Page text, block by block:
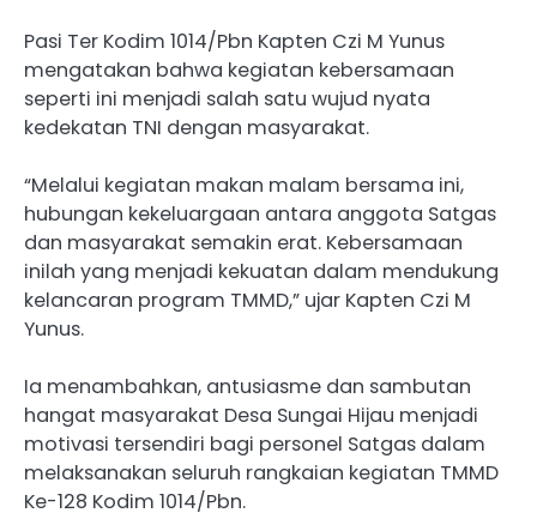
Pasi Ter Kodim 1014/Pbn Kapten Czi M Yunus
mengatakan bahwa kegiatan kebersamaan
seperti ini menjadi salah satu wujud nyata
kedekatan TNI dengan masyarakat.
“Melalui kegiatan makan malam bersama ini,
hubungan kekeluargaan antara anggota Satgas
dan masyarakat semakin erat. Kebersamaan
inilah yang menjadi kekuatan dalam mendukung
kelancaran program TMMD,” ujar Kapten Czi M
Yunus.
Ia menambahkan, antusiasme dan sambutan
hangat masyarakat Desa Sungai Hijau menjadi
motivasi tersendiri bagi personel Satgas dalam
melaksanakan seluruh rangkaian kegiatan TMMD
Ke-128 Kodim 1014/Pbn.